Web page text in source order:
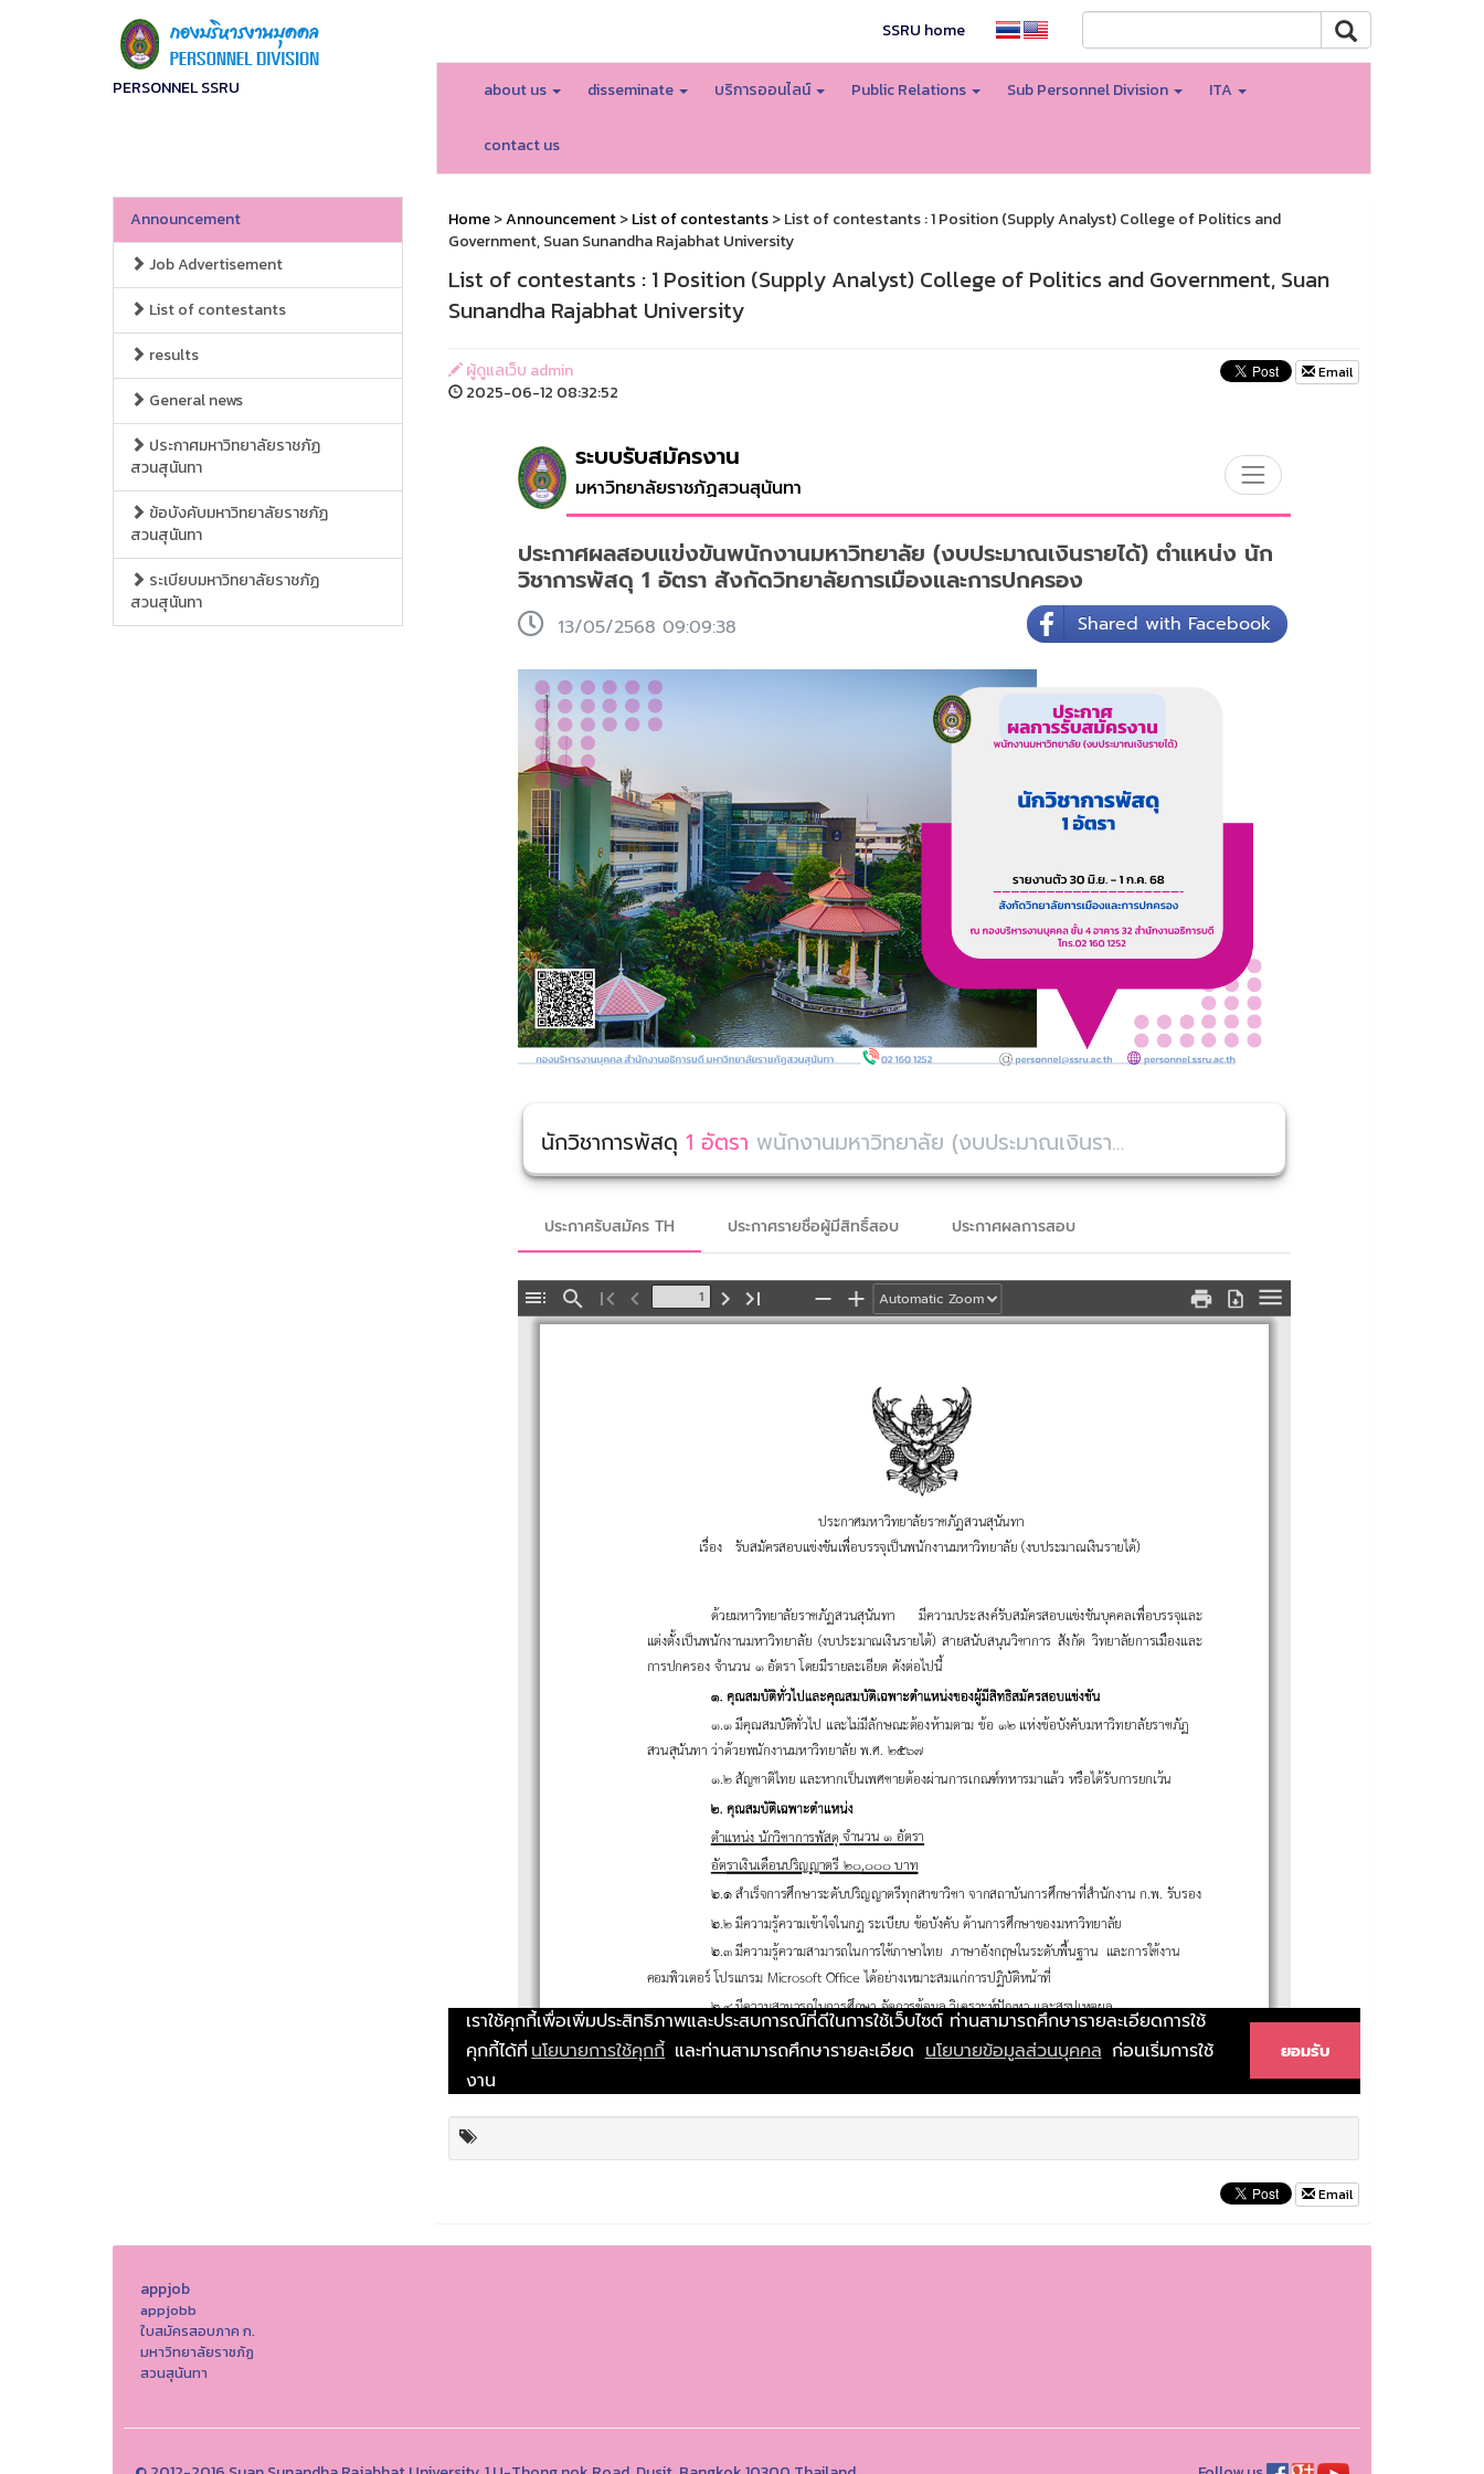
PERSONNEL SSRU
SSRU home
about us disseminate บริการออนไลน์ Public Relations Sub Personnel Division ITA
contact us
Announcement
Job Advertisement
List of contestants
results
General news
ประกาศมหาวิทยาลัยราชภัฏ
สวนสุนันทา
ข้อบังคับมหาวิทยาลัยราชภัฏ
สวนสุนันทา
ระเบียบมหาวิทยาลัยราชภัฏ
สวนสุนันทา
Home>Announcement>List of contestants> List of contestants : 1 Position (Supply Analyst) College of Politics and
Government, Suan Sunandha Rajabhat University
List of contestants : 1 Position (Supply Analyst) College of Politics and Government, Suan
Sunandha Rajabhat University
ผู้ดูแลเว็บ admin
2025-06-12 08:32:52
Email
Email
appjob
appjobb
ใบสมัครสอบภาค ก.
มหาวิทยาลัยราชภัฏ
สวนสุนันทา